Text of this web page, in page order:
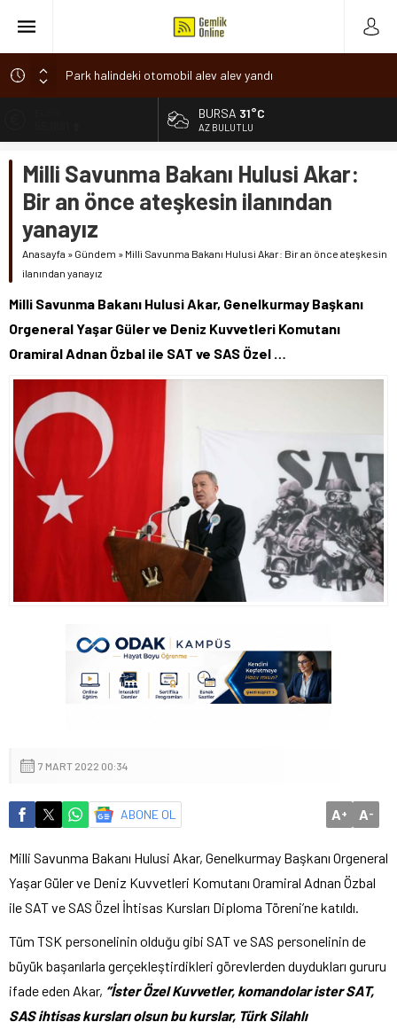
Park halindeki otomobil alev alev yandı
Osmangazi’de baharın müjdesi ‘Hıdırellez’ coşkuyla kutlandı
7 aylık hamileyken evden çıktı, sırra kadem bastı
Romanya’da Hıdırellez Coşkusu
13.779,39
DOLAR
47,7111
55,1881
BURSA 31°C
AZ BULUTLU
Milli Savunma Bakanı Hulusi Akar:
Bir an önce ateşkesin ilanından
yanayız
Anasayfa » Gündem » Milli Savunma Bakanı Hulusi Akar: Bir an önce ateşkesin
ilanından yanayız
Milli Savunma Bakanı Hulusi Akar, Genelkurmay Başkanı
Orgeneral Yaşar Güler ve Deniz Kuvvetleri Komutanı
Oramiral Adnan Özbal ile SAT ve SAS Özel …
7 MART 2022 00:34
ABONE OL A+ A-
Milli Savunma Bakanı Hulusi Akar, Genelkurmay Başkanı Orgeneral
Yaşar Güler ve Deniz Kuvvetleri Komutanı Oramiral Adnan Özbal
ile SAT ve SAS Özel İhtisas Kursları Diploma Töreni’ne katıldı.
Tüm TSK personelinin olduğu gibi SAT ve SAS personelinin de
büyük başarılarla gerçekleştirdikleri görevlerden duydukları gururu
ifade eden Akar, “İster Özel Kuvvetler, komandolar ister SAT,
SAS ihtisas kursları olsun bu kurslar, Türk Silahlı